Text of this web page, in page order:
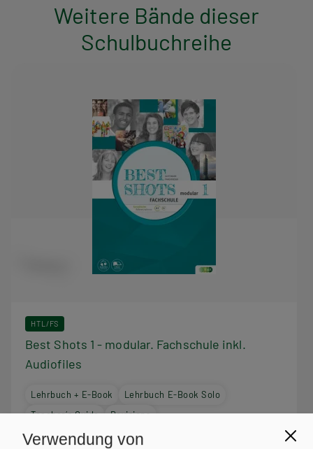
Weitere Bände dieser
Schulbuchreihe
HTL/FS
Best Shots 1 - modular. Fachschule inkl.
Audiofiles
Lehrbuch + E-Book
Lehrbuch E-Book Solo
Teacher´s Guide
Revisions
Verwendung von